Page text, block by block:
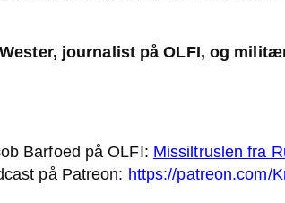
journalist på OLFI, og
Barfoed på OLFI: Missiltruslen fra
på Patreon: https://patreon.com/